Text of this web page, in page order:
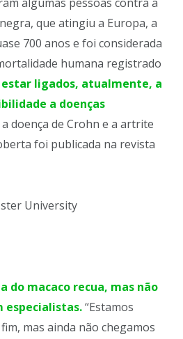
que atingiu a Europa, a
700 anos e foi considerada
humana registrado
ligados, atualmente, a
a doenças
a doença de Crohn e a artrite
foi publicada na revista
University
do macaco recua, mas não
especialistas.“Estamos
mas ainda não chegamos